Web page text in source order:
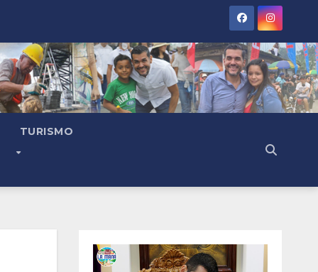
TURISMO